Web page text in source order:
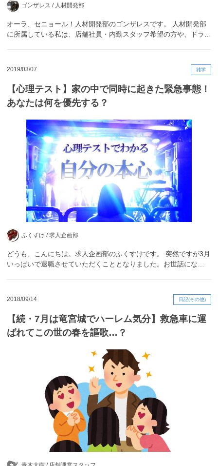
ゴンザレス / 人材開発部
オーラ、セニョール！人材開発部のゴンザレスです。 人材開発部
に所属している私は、店舗社員・内勤スタッフ希望の方や、ドラ…
2019/03/07 雑学
【心理テスト】家の中で同時に起きた緊急事態！
あなたは何を優先する？
ふくすけ /求人企画部
どうも、こんにちは。求人企画部のふくすけです。 突然ですが3月
いっぱいで退職させていただくこととなりました。お世話にな…
2018/09/14 日記(その他)
【続・7月は竜宮城でハーレム気分】救急車に運
ばれてこの世の春を謳歌…？